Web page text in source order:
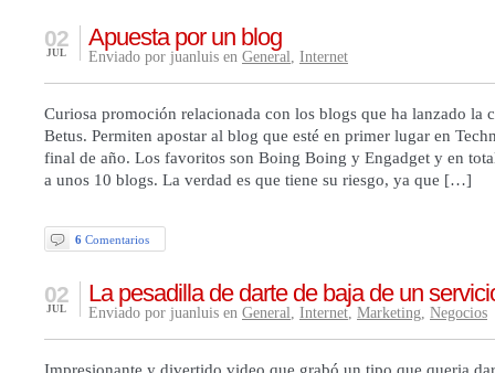
Apuesta por un blog
02
JUL Enviado por juanluis en General, Internet
Curiosa promoción relacionada con los blogs que ha lanzado la
Betus. Permiten apostar al blog que esté en primer lugar en
final de año. Los favoritos son Boing Boing y Engadget y en
a unos 10 blogs. La verdad es que tiene su riesgo, ya que […]
6 Comentarios
La pesadilla de darte de baja de un
02
JUL Enviado por juanluis en General, Internet, Marketing, Negocios
Impresionante y divertido video que grabó un tipo que queria